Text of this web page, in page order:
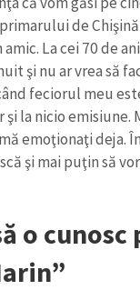
de
La cei 70 de
şi nu ar vrea să
feciorul meu
la nicio emisiune.
emoţionaţi deja.
şi mai puţin să
o cunosc